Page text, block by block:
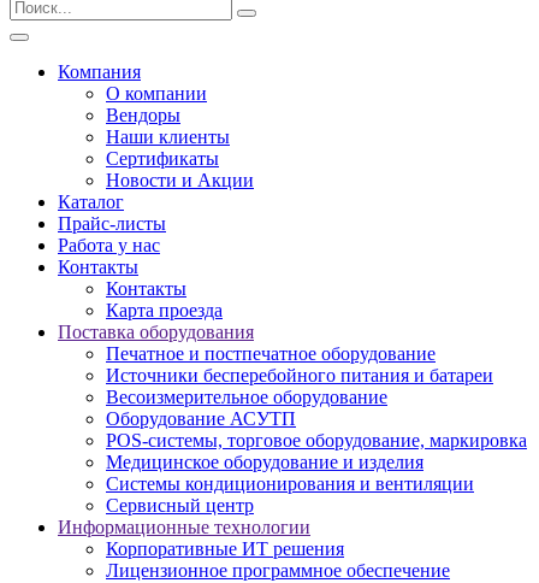
Компания
О компании
Вендоры
Наши клиенты
Сертификаты
Новости и Акции
Каталог
Прайс-листы
Работа у нас
Контакты
Контакты
Карта проезда
Поставка оборудования
Печатное и постпечатное оборудование
Источники бесперебойного питания и батареи
Весоизмерительное оборудование
Оборудование АСУТП
POS-системы, торговое оборудование, маркировка
Медицинское оборудование и изделия
Системы кондиционирования и вентиляции
Сервисный центр
Информационные технологии
Корпоративные ИТ решения
Лицензионное программное обеспечение